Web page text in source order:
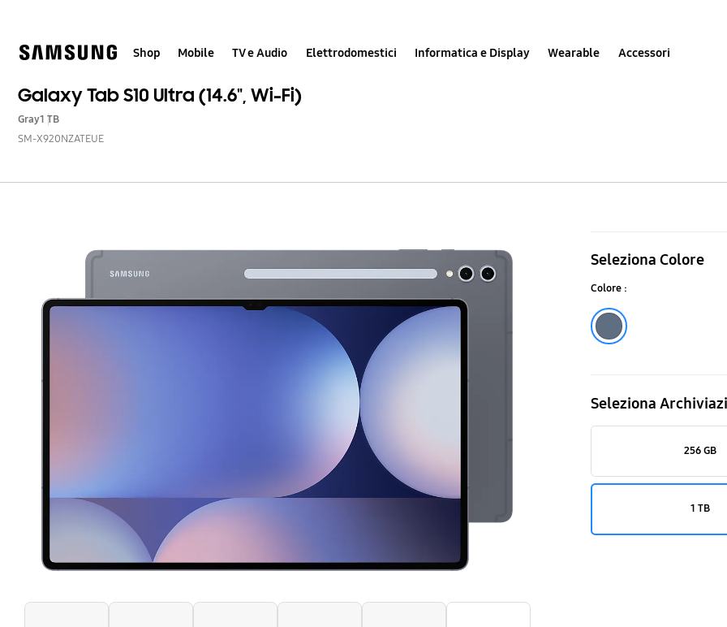
help
Shop Mobile TV e Audio Elettrodomestici Informatica e Display Wearable Accessori
Galaxy Tab S10 Ultra (14.6", Wi-Fi)
Gray1 TB
SM-X920NZATEUE
S10
Ultra
(14.6",
Seleziona Colore
Colore :
Seleziona
256 GB
1 TB